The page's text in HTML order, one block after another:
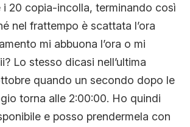
i 20 copia-incolla, terminando così
nel frattempo è scattata l’ora
mi abbuona l’ora o mi
Lo stesso dicasi nell’ultima
quando un secondo dopo le
torna alle 2:00:00. Ho quindi
e posso prendermela con